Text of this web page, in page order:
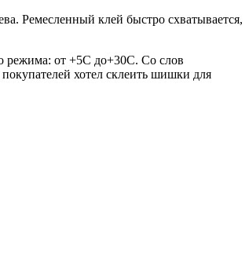
Ремесленный клей быстро схватывается,
режима: от +5С до+30С. Со слов
хотел склеить шишки для